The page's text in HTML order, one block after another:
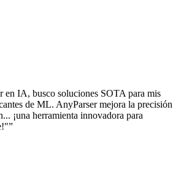
en IA, busco soluciones SOTA para mis
de ML. AnyParser mejora la precisión
¡una herramienta innovadora para
”